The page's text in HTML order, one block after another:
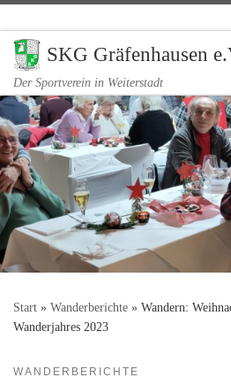
SKG Gräfenhausen
Der Sportverein in Weiterstadt
Start » Wanderberichte » Wandern:
Wanderjahres 2023
WANDERBERICHTE